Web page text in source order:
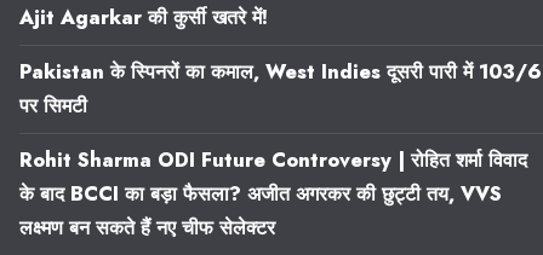
Ajit Agarkar की कुर्सी खतरे में!
Pakistan के स्पिनरों का कमाल, West Indies दूसरी पारी में 103/6
पर सिमटी
Rohit Sharma ODI Future Controversy | रोहित शर्मा विवाद
के बाद BCCI का बड़ा फैसला? अजीत अगरकर की छुट्टी तय, VVS
लक्ष्मण बन सकते हैं नए चीफ सेलेक्टर